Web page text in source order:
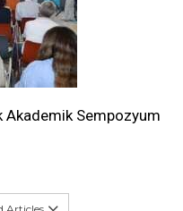
Akademik Sempozyum